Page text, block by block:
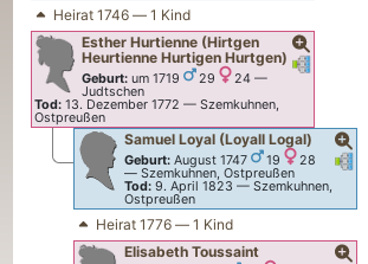
Heirat 1746 — 1 Kind
EstherHurtienne (Hirtgen
Heurtienne Hurtigen Hurtgen)
Geburt: um 1719 29 24—
Judtschen
Tod: 13. Dezember 1772 —Szemkuhnen,
Ostpreußen
SamuelLoyal (Loyall Logal)
Geburt: August 1747 19
28
—Szemkuhnen, Ostpreußen
Tod: 9. April 1823 —Szemkuhnen,
Ostpreußen
Heirat 1776 — 1 Kind
ElisabethToussaint